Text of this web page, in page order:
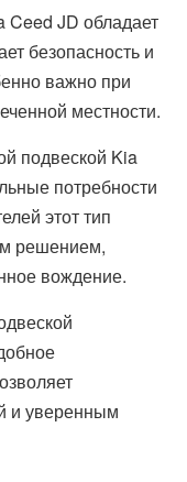
Ceed JD обладает
безопасность и
важно при
местности.
подвеской Kia
потребности
этот тип
решением,
вождение.
и уверенным